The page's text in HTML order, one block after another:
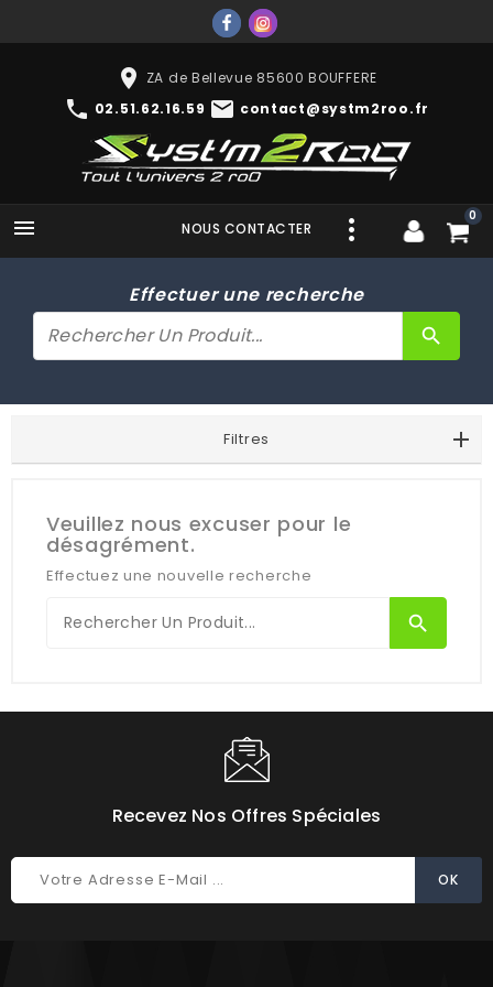
place ZA de Bellevue 85600 BOUFFERE
phone 02.51.62.16.59 mail contact@systm2roo.fr
 0
NOUS CONTACTER
Effectuer une recherche
search
Filtres
Veuillez nous excuser pour le
désagrément.
Effectuez une nouvelle recherche
search
Recevez Nos Offres Spéciales